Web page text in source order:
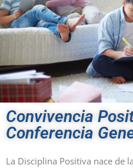
Convivencia
Conferencia
La Disciplina Positiva nace de